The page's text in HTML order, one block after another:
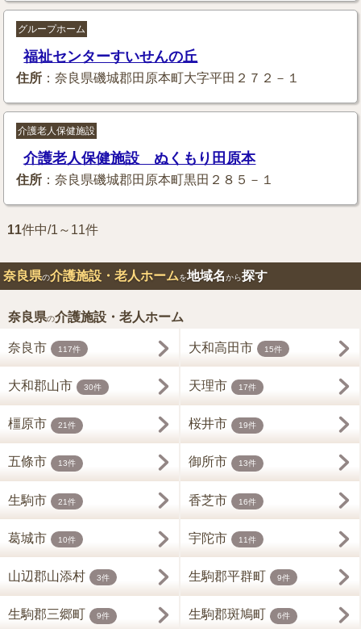
グループホーム
福祉センターすいせんの丘
住所 ：奈良県磯城郡田原本町大字平田２７２－１
介護老人保健施設
介護老人保健施設 ぬくもり田原本
住所 ：奈良県磯城郡田原本町黒田２８５－１
11件中/1～11件
奈良県の介護施設・老人ホームを地域名から探す
奈良県の介護施設・老人ホーム
奈良市 117件 大和高田市 15件
大和郡山市 30件 天理市 17件
橿原市 21件 桜井市 19件
五條市 13件 御所市 13件
生駒市 21件 香芝市 16件
葛城市 10件 宇陀市 11件
山辺郡山添村 3件 生駒郡平群町 9件
生駒郡三郷町 9件 生駒郡斑鳩町 6件